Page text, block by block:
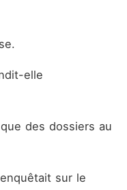
elle
des dossiers au
sur le